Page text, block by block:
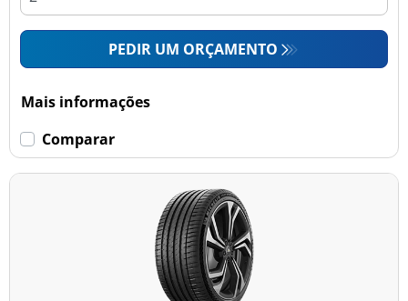
PEDIR UM ORÇAMENTO
Mais informações
Comparar